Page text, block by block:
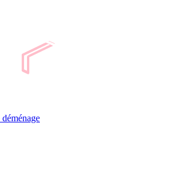
déménage